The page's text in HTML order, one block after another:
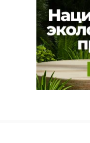
МЕЛОДРАМЫ
ГЕРМАНИЯ
СВЕТСКИЕ НОВОСТИ
СПОЙЛЕРЫ ИЗ